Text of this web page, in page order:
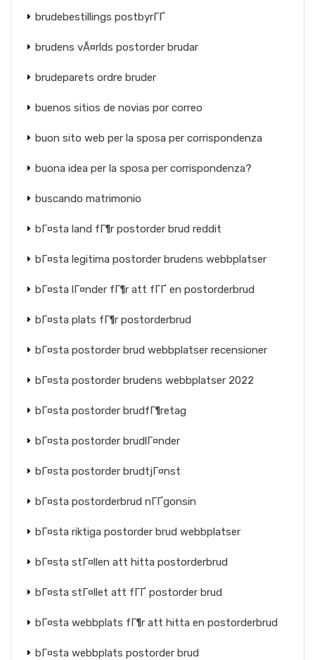
brudebestillings postbyrГҐ
brudens vÃ¤rlds postorder brudar
brudeparets ordre bruder
buenos sitios de novias por correo
buon sito web per la sposa per corrispondenza
buona idea per la sposa per corrispondenza?
buscando matrimonio
bГ¤sta land fГ¶r postorder brud reddit
bГ¤sta legitima postorder brudens webbplatser
bГ¤sta lГ¤nder fГ¶r att fГҐ en postorderbrud
bГ¤sta plats fГ¶r postorderbrud
bГ¤sta postorder brud webbplatser recensioner
bГ¤sta postorder brudens webbplatser 2022
bГ¤sta postorder brudfГ¶retag
bГ¤sta postorder brudlГ¤nder
bГ¤sta postorder brudtjГ¤nst
bГ¤sta postorderbrud nГҐgonsin
bГ¤sta riktiga postorder brud webbplatser
bГ¤sta stГ¤llen att hitta postorderbrud
bГ¤sta stГ¤llet att fГҐ postorder brud
bГ¤sta webbplats fГ¶r att hitta en postorderbrud
bГ¤sta webbplats postorder brud